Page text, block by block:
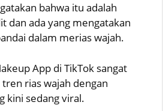
bahwa itu adalah
dan ada yang mengatakan
dalam merias wajah.
App di TikTok sangat
rias wajah dengan
kini sedang viral.